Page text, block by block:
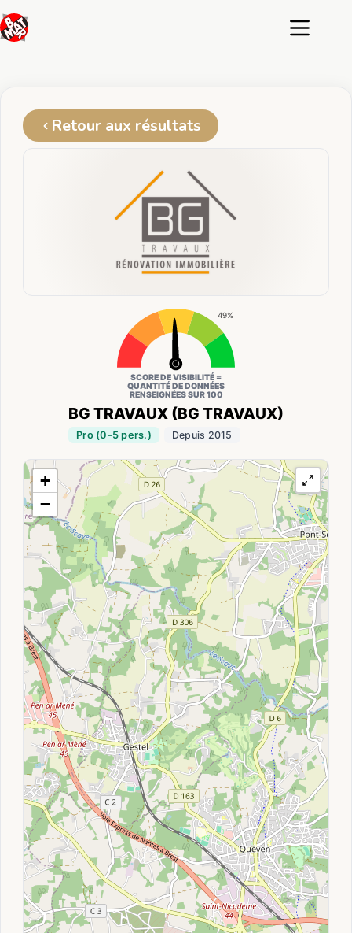
au
contenu
Retour aux résultats
BG TRAVAUX (BG TRAVAUX)
Pro (0-5 pers.) Depuis 2015
49%
SCORE DE VISIBILITÉ =
QUANTITÉ DE DONNÉES
RENSEIGNÉES SUR 100
+
−